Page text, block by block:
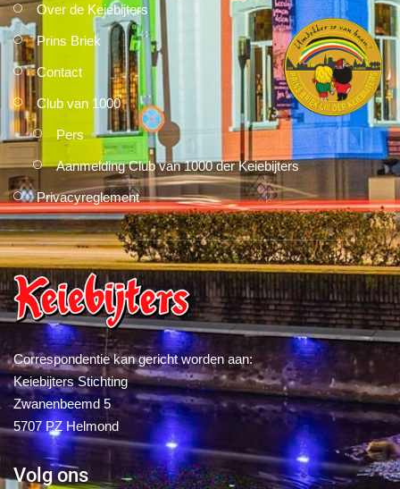
Over de Keiebijters
Prins Briek
Contact
Club van 1000
Pers
Aanmelding Club van 1000 der Keiebijters
Privacyreglement
Correspondentie kan gericht worden aan:
Keiebijters Stichting
Zwanenbeemd 5
5707 PZ Helmond
Volg ons